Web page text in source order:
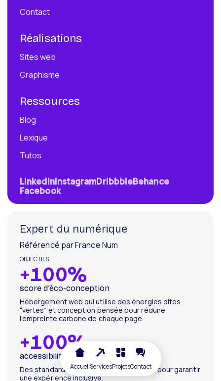
AccueilServicesProjetsContact
Contact
Réalisations
Sites web
Graphisme
Ressources
Blog
Lexique
Tutos
LinkedInInstagramDribbbleBehance
Facebook
Expert du numérique
Référencé par France Num
+100%
score d’éco-conception
Hébergement web qui utilise des énergies dites
“vertes” et conception pensée pour réduire
l’empreinte carbone de chaque page.
+100%
accessibilité RGAA
Des standards d’accessibilité respectés pour garantir
une expérience inclusive.